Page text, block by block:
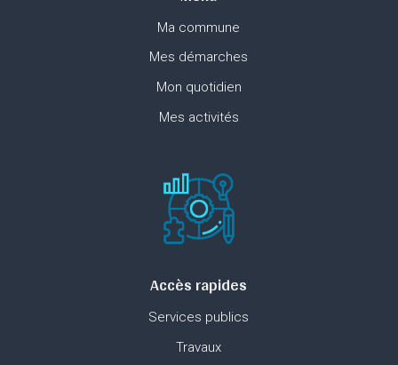
Ma commune
Mes démarches
Mon quotidien
Mes activités
Accès rapides
Services publics
Travaux